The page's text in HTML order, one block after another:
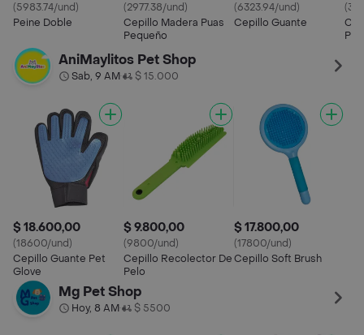
(5983.74/und)
Peine Doble
(2977.38/und)
Cepillo Madera Puas
Pequeño
(6323.94/und)
Cepillo Guante
AniMaylitos Pet Shop
Sab, 9 AM• $ 15.000
$ 18.600,00
(18600/und)
Cepillo Guante Pet
Glove
$ 9.800,00
(9800/und)
Cepillo Recolector De
Pelo
$ 17.800,00
(17800/und)
Cepillo Soft Brush
Mg Pet Shop
Hoy, 8 AM• $ 5500